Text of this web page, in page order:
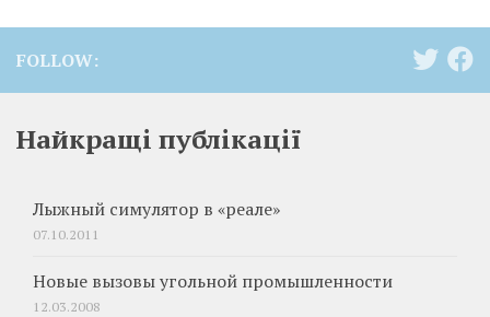
FOLLOW:
Найкращі публікації
Лыжный симулятор в «реале»
07.10.2011
Новые вызовы угольной промышленности
12.03.2008